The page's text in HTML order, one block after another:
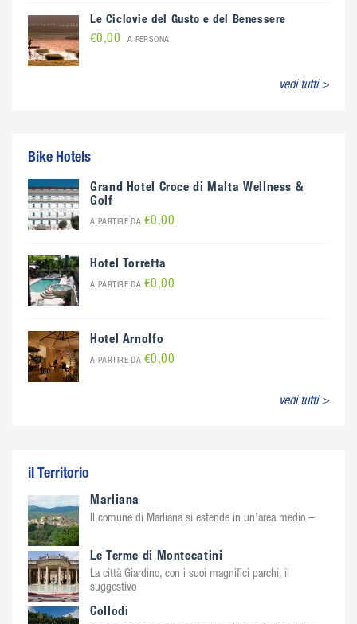
Le Ciclovie del Gusto e del Benessere
€0,00 A PERSONA
vedi tutti >
Bike Hotels
Grand Hotel Croce di Malta Wellness &
Golf
A PARTIRE DA €0,00
Hotel Torretta
A PARTIRE DA €0,00
Hotel Arnolfo
A PARTIRE DA €0,00
vedi tutti >
il Territorio
Marliana
Il comune di Marliana si estende in un’area medio –
Le Terme di Montecatini
La città Giardino, con i suoi magnifici parchi, il
suggestivo
Collodi